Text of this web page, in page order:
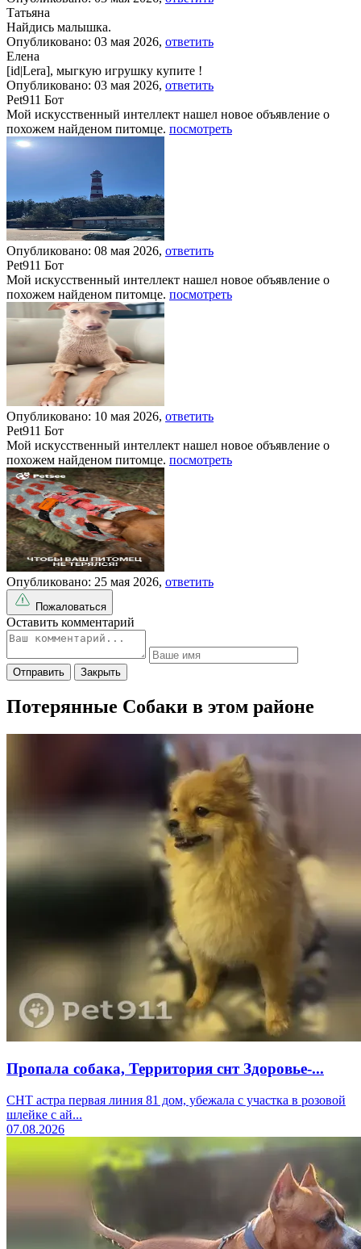
Татьяна
Найдись малышка.
Опубликовано: 03 мая 2026, ответить
Елена
[id|Lera], мыгкую игрушку купите !
Опубликовано: 03 мая 2026, ответить
Pet911 Бот
Мой искусственный интеллект нашел новое объявление о
похожем найденом питомце. посмотреть
Опубликовано: 08 мая 2026, ответить
Pet911 Бот
Мой искусственный интеллект нашел новое объявление о
похожем найденом питомце. посмотреть
Опубликовано: 10 мая 2026, ответить
Pet911 Бот
Мой искусственный интеллект нашел новое объявление о
похожем найденом питомце. посмотреть
Опубликовано: 25 мая 2026, ответить
Пожаловаться
Оставить комментарий
Отправить Закрыть
Потерянные Собаки в этом районе
Пропала собака, Территория снт Здоровье-...
СНТ астра первая линия 81 дом, убежала с участка в розовой
шлейке с ай...
07.08.2026